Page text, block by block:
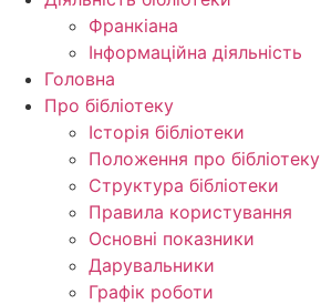
Франкіана
Інформаційна діяльність
Головна
Про бібліотеку
Історія бібліотеки
Положення про бібліотеку
Структура бібліотеки
Правила користування
Основні показники
Дарувальники
Графік роботи